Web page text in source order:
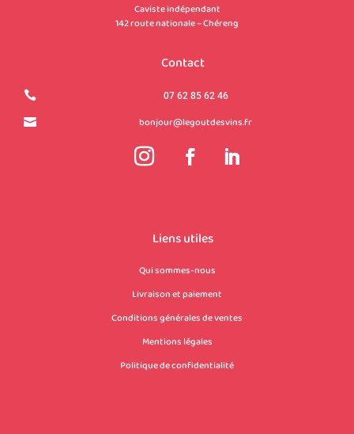
Caviste indépendant
142 route nationale – Chéreng
Contact
 07 62 85 62 46
 bonjour@legoutdesvins.fr
Liens utiles
Qui sommes-nous
Livraison et paiement
Conditions générales de ventes
Mentions légales
Politique de confidentialité